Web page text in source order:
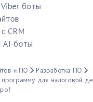
боты
CRM
AI-боты
и ПО
Разработка ПО
для налоговой